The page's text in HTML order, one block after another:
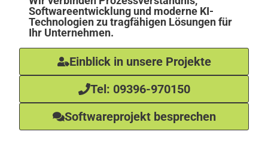
Softwareentwicklung und moderne KI-
Technologien zu tragfähigen Lösungen für
Ihr Unternehmen.
Einblick in unsere Projekte
Tel: 09396-970150
Softwareprojekt besprechen